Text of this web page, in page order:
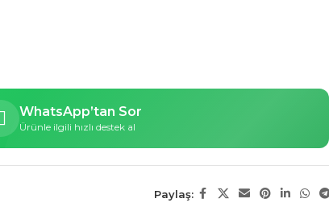
WhatsApp’tan Sor
Ürünle ilgili hızlı destek al
Paylaş: